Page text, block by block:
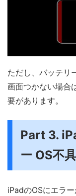
ただし、バッテリ
画面つかない場合
要があります。
Part 3.
ー OS不
iPadのOSにエラ